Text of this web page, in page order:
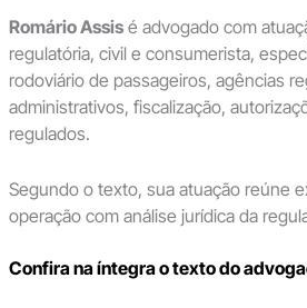
Romário Assisé advogado com
regulatória, civil e consumerista,
rodoviário de passageiros, agências
administrativos, fiscalização,
regulados.
Segundo o texto, sua atuação reúne
operação com análise jurídica da
Confira na íntegra o texto do